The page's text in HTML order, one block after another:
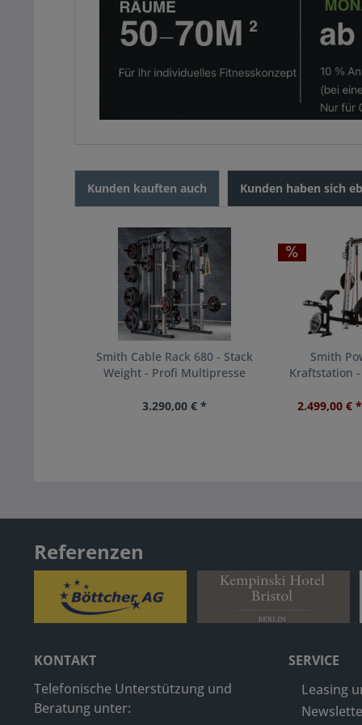
Kunden kauften auch Kunden haben sich
Smith Cable Rack 680 - Stack
Weight - Profi Multipresse
3.290,00 € *
Smith
Kraftstation
2.499,00 € *
Referenzen
KONTAKT
Telefonische Unterstützung und
Beratung unter:
SERVICE
Leasing